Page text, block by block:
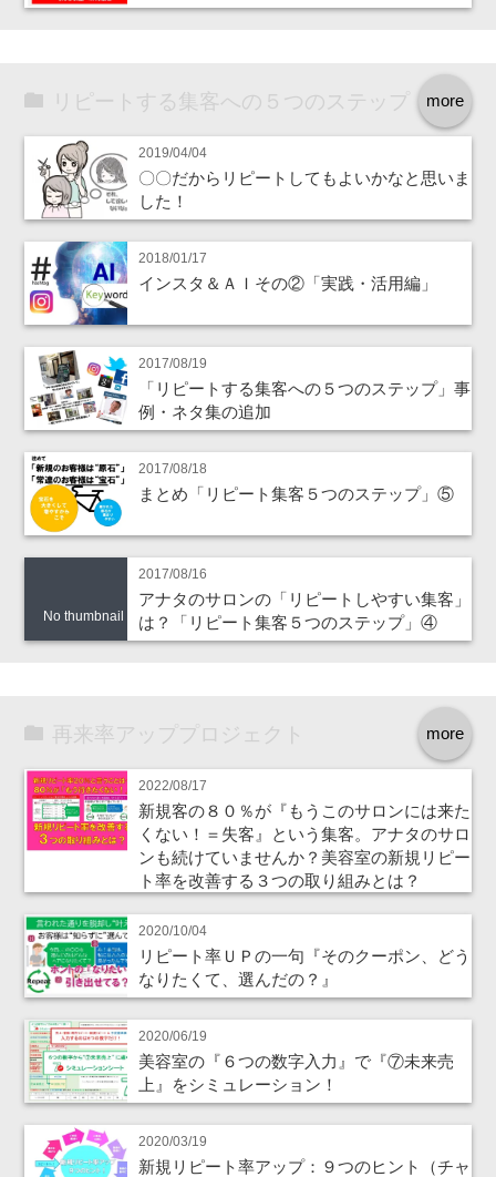
more
リピートする集客への５つのステップ
2019/04/04
〇〇だからリピートしてもよいかなと思いま
した！
2018/01/17
インスタ＆ＡＩその②「実践・活用編」
2017/08/19
「リピートする集客への５つのステップ」事
例・ネタ集の追加
2017/08/18
まとめ「リピート集客５つのステップ」⑤
No thumbnail
2017/08/16
アナタのサロンの「リピートしやすい集客」
は？「リピート集客５つのステップ」④
more
再来率アッププロジェクト
2022/08/17
新規客の８０％が『もうこのサロンには来た
くない！＝失客』という集客。アナタのサロ
ンも続けていませんか？美容室の新規リピー
ト率を改善する３つの取り組みとは？
2020/10/04
リピート率ＵＰの一句『そのクーポン、どう
なりたくて、選んだの？』
2020/06/19
美容室の『６つの数字入力』で『⑦未来売
上』をシミュレーション！
2020/03/19
新規リピート率アップ：９つのヒント（チャ